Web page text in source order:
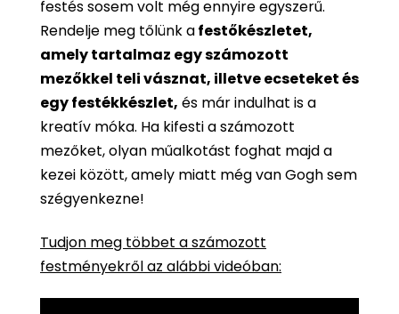
festés sosem volt még ennyire egyszerű.
Rendelje meg tőlünk afestőkészletet,
amely tartalmaz egy számozott
mezőkkel teli vásznat, illetve ecseteket és
egy festékkészlet, és már indulhat is a
kreatív móka. Ha kifesti a számozott
mezőket, olyan műalkotást foghat majd a
kezei között, amely miatt még van Gogh sem
szégyenkezne!
Tudjon meg többet a számozott
festményekről az alábbi videóban: